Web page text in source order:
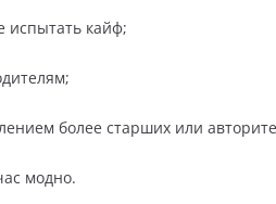
кайф;
более старших или
модно.